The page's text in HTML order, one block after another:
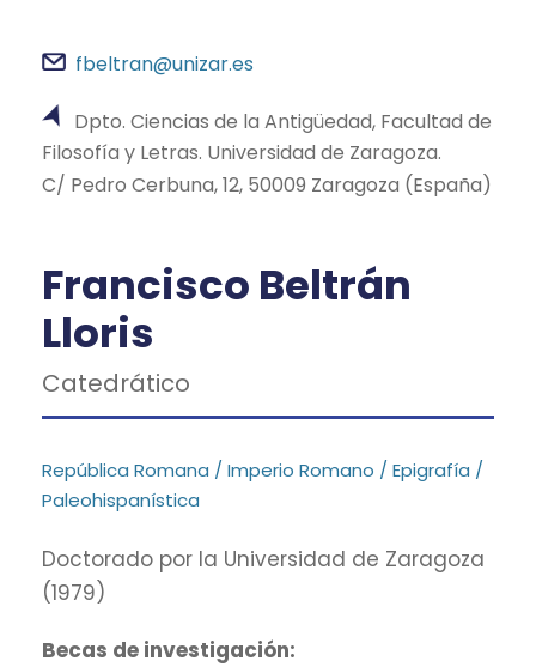
fbeltran@unizar.es
Dpto. Ciencias de la Antigüedad, Facultad de
Filosofía y Letras. Universidad de Zaragoza.
C/ Pedro Cerbuna, 12, 50009 Zaragoza (España)
Francisco Beltrán
Lloris
Catedrático
República Romana / Imperio Romano / Epigrafía /
Paleohispanística
Doctorado por la Universidad de Zaragoza
(1979)
Becas de investigación: